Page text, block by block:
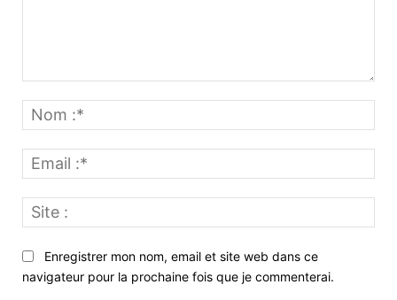
:*
:*
:
Enregistrer mon nom, email et site web dans ce
navigateur pour la prochaine fois que je commenterai.